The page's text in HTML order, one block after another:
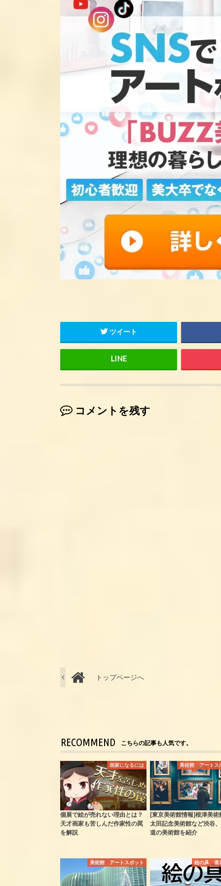
ツイート
コメントを残す
トップページへ
RECOMMEND こちらの記事も人気です。
画家になるには
個展で絵が売れない理由とは？
天才画家も苦しんだ作家性の罠
を解説
美術館 アートス
[東京美術館情報]根津美術
太田記念美術館など渋谷
道の美術館を紹介
美術館 アートスポット 絵の具、道